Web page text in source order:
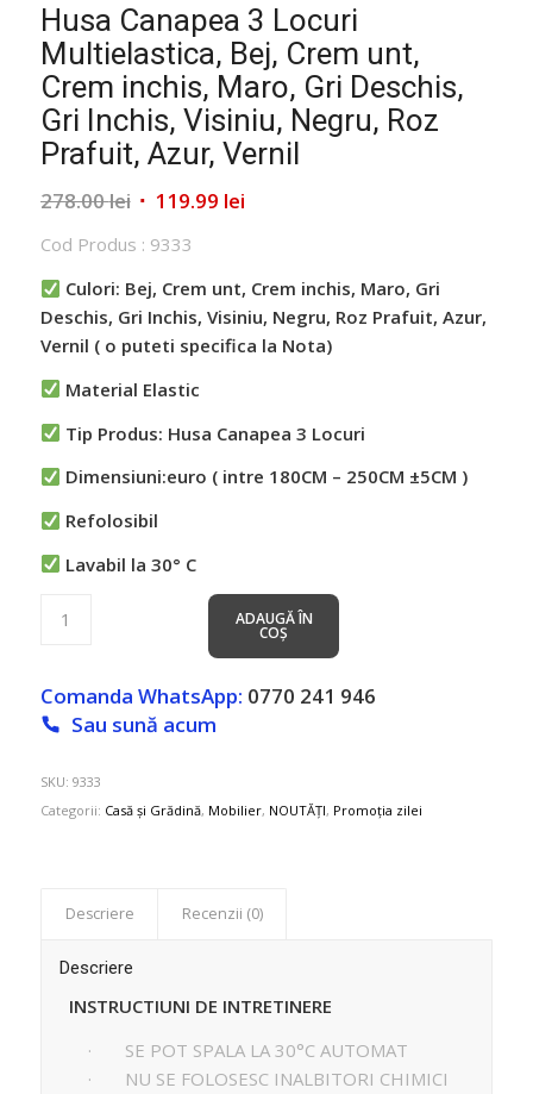
Husa Canapea 3 Locuri
Multielastica, Bej, Crem unt,
Crem inchis, Maro, Gri Deschis,
Gri Inchis, Visiniu, Negru, Roz
Prafuit, Azur, Vernil
278.00lei Prețul
a
fost:
278.00 lei.
119.99 leiPrețul
119.99 lei.
Cod Produs : 9333
Culori: Bej, Crem unt, Crem inchis, Maro, Gri
Deschis, Gri Inchis, Visiniu, Negru, Roz Prafuit, Azur,
Vernil ( o puteti specifica la Nota)
Material Elastic
Tip Produs: Husa Canapea 3 Locuri
Dimensiuni:euro ( intre 180CM – 250CM ±5CM )
Refolosibil
Lavabil la 30° C
ADAUGĂ ÎN
COȘ
Comanda WhatsApp: 0770 241 946
Sau sună acum
SKU: 9333
Categorii: Casă și Grădină, Mobilier, NOUTĂȚI, Promoția zilei
Descriere Recenzii (0)
Descriere
INSTRUCTIUNI DE INTRETINERE
· SE POT SPALA LA 30°C AUTOMAT
· NU SE FOLOSESC INALBITORI CHIMICI